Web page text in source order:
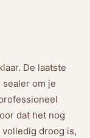
De laatste
om je
dat het nog
volledig droog is,